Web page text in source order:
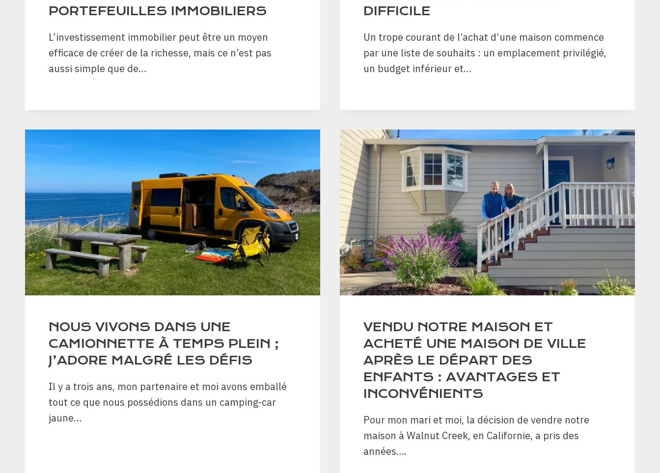
PORTEFEUILLES IMMOBILIERS
L’investissement immobilier peut être un moyen
efficace de créer de la richesse, mais ce n’est pas
aussi simple que de…
DIFFICILE
Un trope courant de l’achat d’une maison commence
par une liste de souhaits : un emplacement privilégié,
un budget inférieur et…
NOUS VIVONS DANS UNE
CAMIONNETTE À TEMPS PLEIN ;
J’ADORE MALGRÉ LES DÉFIS
Il y a trois ans, mon partenaire et moi avons emballé
tout ce que nous possédions dans un camping-car
jaune…
VENDU NOTRE MAISON ET
ACHETÉ UNE MAISON DE VILLE
APRÈS LE DÉPART DES
ENFANTS : AVANTAGES ET
INCONVÉNIENTS
Pour mon mari et moi, la décision de vendre notre
maison à Walnut Creek, en Californie, a pris des
années….